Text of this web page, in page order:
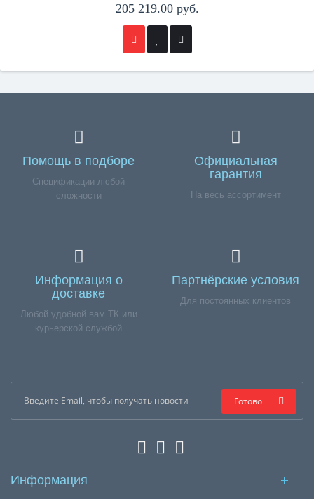
205 219.00 руб.
Помощь в подборе
Спецификации любой
сложности
Официальная
гарантия
На весь ассортимент
Информация о
доставке
Любой удобной вам ТК или
курьерской службой
Партнёрские условия
Для постоянных клиентов
Готово
Информация